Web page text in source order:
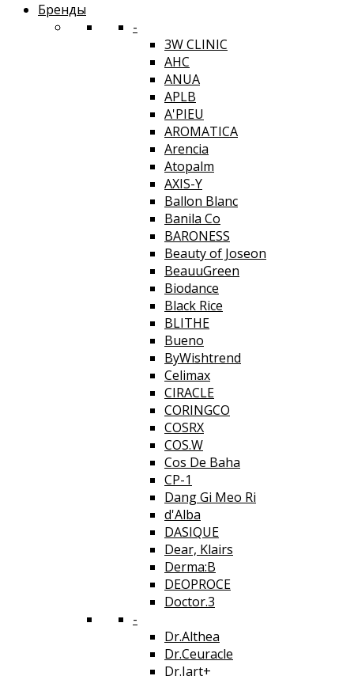
Бренды
-
3W CLINIC
AHC
ANUA
APLB
A'PIEU
AROMATICA
Arencia
Atopalm
AXIS-Y
Ballon Blanc
Banila Co
BARONESS
Beauty of Joseon
BeauuGreen
Biodance
Black Rice
BLITHE
Bueno
ByWishtrend
Celimax
CIRACLE
CORINGCO
COSRX
COS.W
Cos De Baha
CP-1
Dang Gi Meo Ri
d'Alba
DASIQUE
Dear, Klairs
Derma:B
DEOPROCE
Doctor.3
-
Dr.Althea
Dr.Ceuracle
Dr.Jart+